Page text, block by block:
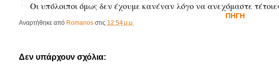
Οι υπόλοιποι όμως δεν έχουμε κανέναν λόγο να ανεχόμαστε
ΠΗΓΗ
Αναρτήθηκε από Romanos στις 12:54 μ.μ.
Δεν υπάρχουν σχόλια: